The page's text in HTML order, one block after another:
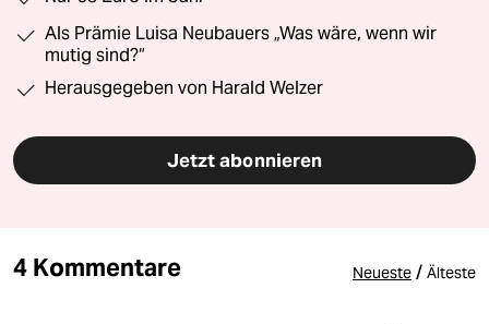
Als Prämie Luisa Neubauers „Was wäre, wenn wir
mutig sind?“
Herausgegeben von Harald Welzer
Jetzt abonnieren
4 Kommentare Neueste / Älteste